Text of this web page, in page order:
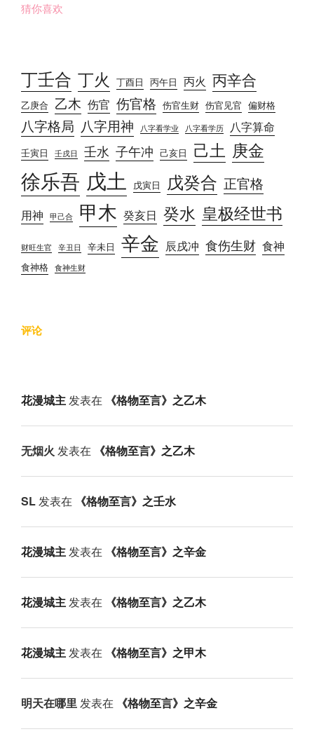
猜你喜欢
丁壬合 丁火 丁酉日 丙午日 丙火 丙辛合
乙庚合 乙木 伤官 伤官格 伤官生财 伤官见官 偏财格
八字格局 八字用神 八字看学业 八字看学历 八字算命
壬寅日 壬戌日 壬水 子午冲 己亥日 己土 庚金
徐乐吾 戊土 戊寅日 戊癸合 正官格
用神 甲己合 甲木 癸亥日 癸水 皇极经世书
财旺生官 辛丑日 辛未日 辛金 辰戌冲 食伤生财 食神
食神格 食神生财
评论
花漫城主发表在 《格物至言》之乙木
无烟火 发表在 《格物至言》之乙木
SL发表在 《格物至言》之壬水
花漫城主发表在 《格物至言》之辛金
花漫城主发表在 《格物至言》之乙木
花漫城主发表在 《格物至言》之甲木
明天在哪里发表在 《格物至言》之辛金